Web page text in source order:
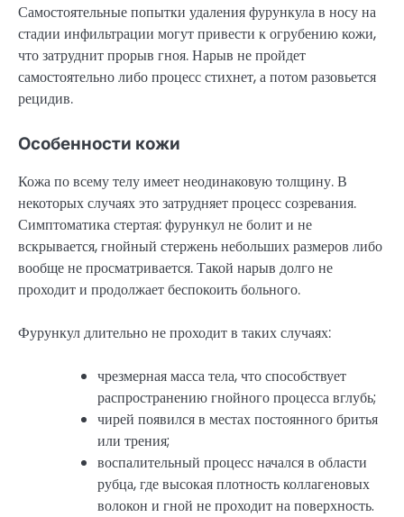
Самостоятельные попытки удаления фурункула в носу на
стадии инфильтрации могут привести к огрубению кожи,
что затруднит прорыв гноя. Нарыв не пройдет
самостоятельно либо процесс стихнет, а потом разовьется
рецидив.
Особенности кожи
Кожа по всему телу имеет неодинаковую толщину. В
некоторых случаях это затрудняет процесс созревания.
Симптоматика стертая: фурункул не болит и не
вскрывается, гнойный стержень небольших размеров либо
вообще не просматривается. Такой нарыв долго не
проходит и продолжает беспокоить больного.
Фурункул длительно не проходит в таких случаях:
чрезмерная масса тела, что способствует
распространению гнойного процесса вглубь;
чирей появился в местах постоянного бритья
или трения;
воспалительный процесс начался в области
рубца, где высокая плотность коллагеновых
волокон и гной не проходит на поверхность.